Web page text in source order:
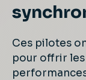
Ces pilotes
pour offrir